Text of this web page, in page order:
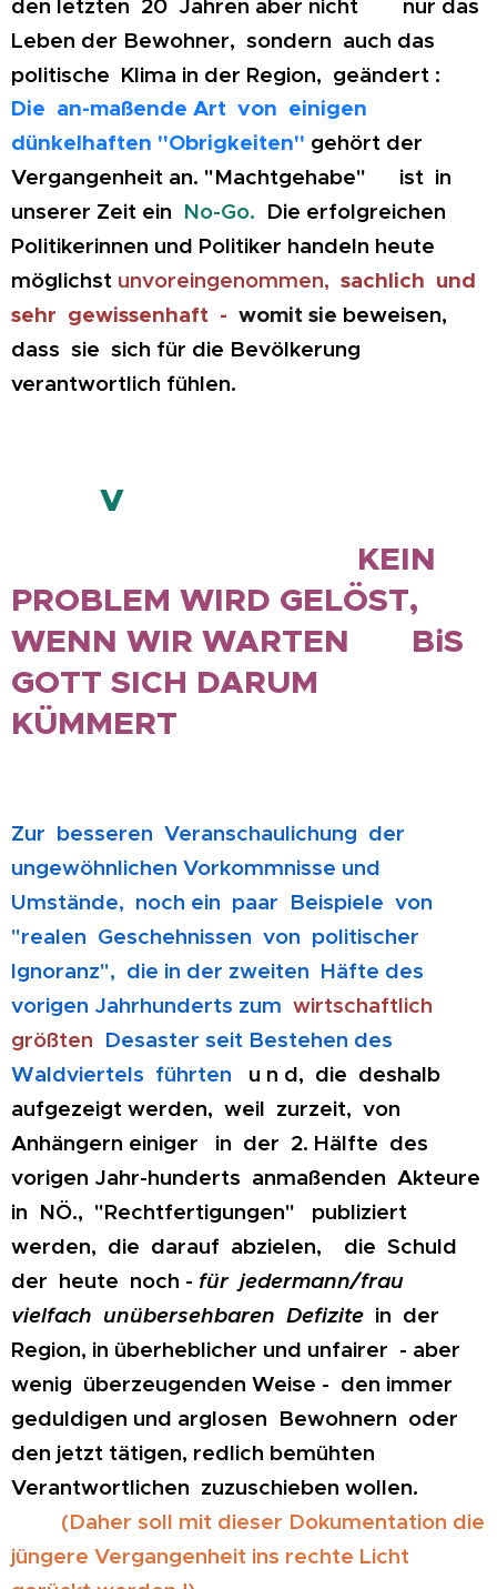
Leben der Bewohner, sondern auch das
politische Klima in der Region, geändert :
Die an-maßende Art von einigen
dünkelhaften "Obrigkeiten" gehört der
Vergangenheit an. "Machtgehabe" ist in
unserer Zeit ein No-Go. Die erfolgreichen
Politikerinnen und Politiker handeln heute
möglichst unvoreingenommen, sachlich und
sehr gewissenhaft - womit sie beweisen,
dass sie sich für die Bevölkerung
verantwortlich fühlen.
V
KEIN
PROBLEM WIRD GELÖST,
WENN WIR WARTEN BiS
GOTT SICH DARUM
KÜMMERT
Zur besseren Veranschaulichung der
ungewöhnlichen Vorkommnisse und
Umstände, noch ein paar Beispiele von
"realen Geschehnissen von politischer
Ignoranz", die in der zweiten Häfte des
vorigen Jahrhunderts zum wirtschaftlich
größten Desaster seit Bestehen des
Waldviertels führten u n d, die deshalb
aufgezeigt werden, weil zurzeit, von
Anhängern einiger in der 2. Hälfte des
vorigen Jahr-hunderts anmaßenden Akteure
in NÖ., "Rechtfertigungen" publiziert
werden, die darauf abzielen, die Schuld
der heute noch - für jedermann/frau
vielfach unübersehbaren Defizite in der
Region, in überheblicher und unfairer - aber
wenig überzeugenden Weise - den immer
geduldigen und arglosen Bewohnern oder
den jetzt tätigen, redlich bemühten
Verantwortlichen zuzuschieben wollen.
(Daher soll mit dieser Dokumentation die
jüngere Vergangenheit ins rechte Licht